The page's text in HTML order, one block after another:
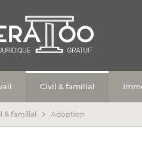
Civil & familial
& familial Adoption